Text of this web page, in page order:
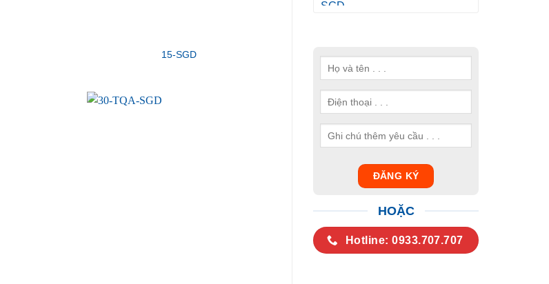
HOẶC
Hotline: 0933.707.707
15-SGD